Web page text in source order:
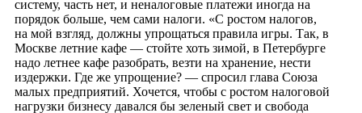
систему, часть нет, и неналоговые платежи иногда на
порядок больше, чем сами налоги. «С ростом налогов,
на мой взгляд, должны упрощаться правила игры. Так, в
Москве летние кафе — стойте хоть зимой, в Петербурге
надо летнее кафе разобрать, везти на хранение, нести
издержки. Где же упрощение? — спросил глава Союза
малых предприятий. Хочется, чтобы с ростом налоговой
нагрузки бизнесу давался бы зеленый свет и свобода